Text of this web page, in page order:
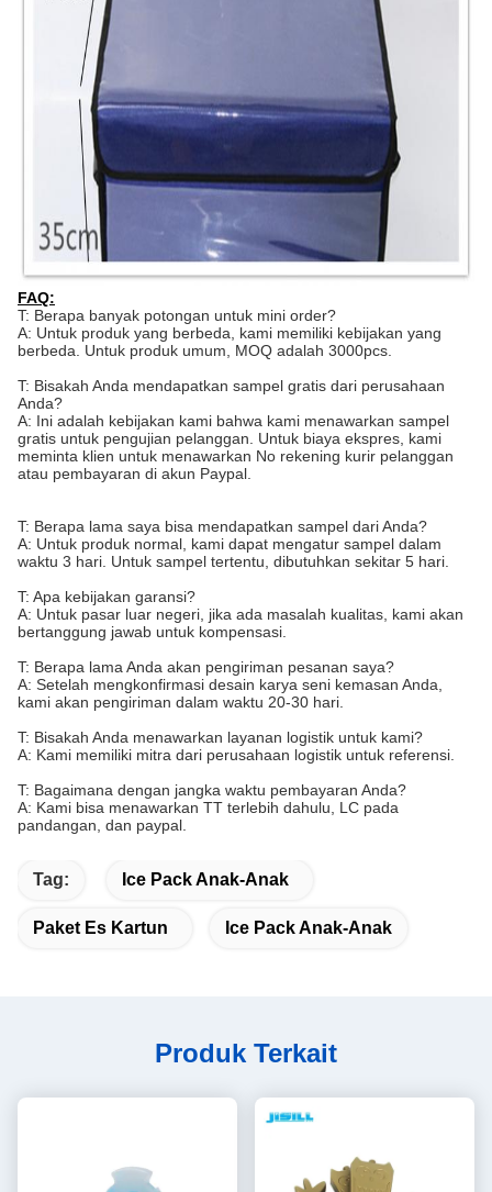
FAQ:
T: Berapa banyak potongan untuk mini order?
A: Untuk produk yang berbeda, kami memiliki kebijakan yang
berbeda. Untuk produk umum, MOQ adalah 3000pcs.
T: Bisakah Anda mendapatkan sampel gratis dari perusahaan
Anda?
A: Ini adalah kebijakan kami bahwa kami menawarkan sampel
gratis untuk pengujian pelanggan. Untuk biaya ekspres, kami
meminta klien untuk menawarkan No rekening kurir pelanggan
atau pembayaran di akun Paypal.
T: Berapa lama saya bisa mendapatkan sampel dari Anda?
A: Untuk produk normal, kami dapat mengatur sampel dalam
waktu 3 hari. Untuk sampel tertentu, dibutuhkan sekitar 5 hari.
T: Apa kebijakan garansi?
A: Untuk pasar luar negeri, jika ada masalah kualitas, kami akan
bertanggung jawab untuk kompensasi.
T: Berapa lama Anda akan pengiriman pesanan saya?
A: Setelah mengkonfirmasi desain karya seni kemasan Anda,
kami akan pengiriman dalam waktu 20-30 hari.
T: Bisakah Anda menawarkan layanan logistik untuk kami?
A: Kami memiliki mitra dari perusahaan logistik untuk referensi.
T: Bagaimana dengan jangka waktu pembayaran Anda?
A: Kami bisa menawarkan TT terlebih dahulu, LC pada
pandangan, dan paypal.
Tag: Ice Pack Anak-Anak
Paket Es Kartun Ice Pack Anak-Anak
Produk Terkait